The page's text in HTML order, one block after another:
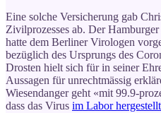
Eine solche Versicherung gab
Zivilprozesses ab. Der
hatte dem Berliner Virologen
bezüglich des Ursprungs des
Drosten hielt sich für in seiner
Aussagen für unrechtmässig
Wiesendanger geht «mit 99.9-
dass das Virus im Labor